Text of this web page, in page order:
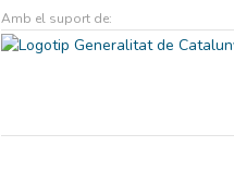
Amb el suport de: